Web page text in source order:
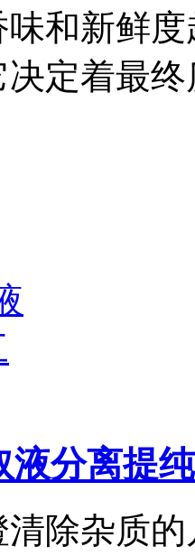
和新鲜
定着最
液分离提
清除杂质